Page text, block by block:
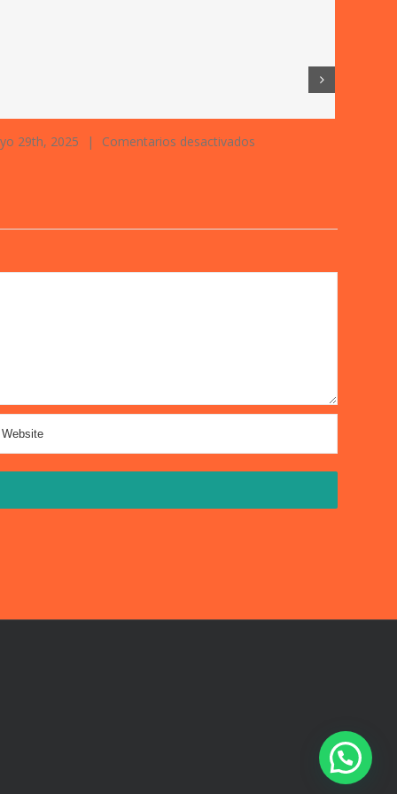
29th, 2025 | Comentarios desactivados